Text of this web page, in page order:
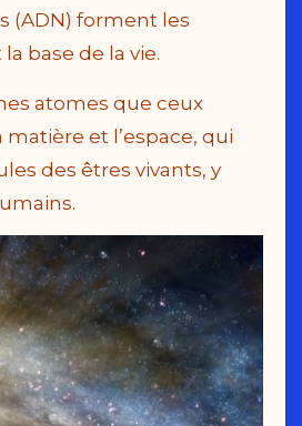
(ADN) forment les
base de la vie.
atomes que ceux
et l’espace, qui
des êtres vivants, y